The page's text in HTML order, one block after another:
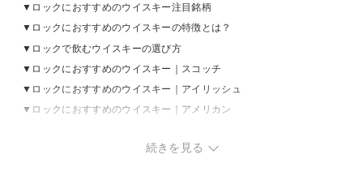
ロックにおすすめのウイスキー注目銘柄
ロックにおすすめのウイスキーの特徴とは？
ロックで飲むウイスキーの選び方
ロックにおすすめのウイスキー｜スコッチ
ロックにおすすめのウイスキー｜アイリッシュ
ロックにおすすめのウイスキー｜アメリカン
ロックにおすすめのウイスキー｜カナディアン
続きを見る